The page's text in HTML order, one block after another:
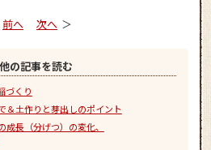
前へ 次へ
の記事を読む
づくり
＆土作りと芽出しのポイント
長（分げつ）の変化、